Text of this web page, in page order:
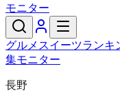
モニター
グルメ スイーツランキ
集モニター
長野